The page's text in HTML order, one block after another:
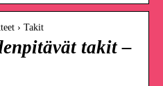
› Takit
takit –